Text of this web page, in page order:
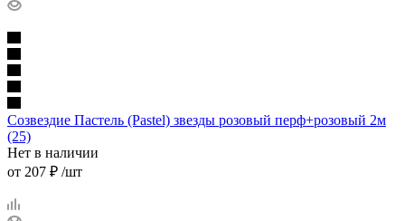
Созвездие Пастель (Pastel) звезды розовый перф+розовый 2м
(25)
Нет в наличии
от 207 ₽ /шт